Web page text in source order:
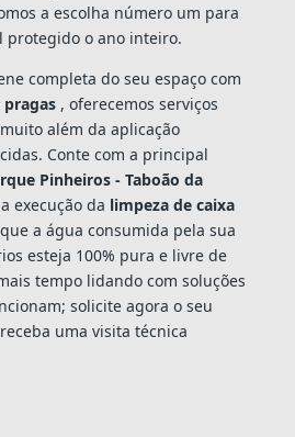
a escolha número um para
protegido o ano inteiro.
completa do seu espaço com
, oferecemos serviços
além da aplicação
Conte com a principal
Pinheiros - Taboão da
execução da limpeza de caixa
a água consumida pela sua
esteja 100% pura e livre de
tempo lidando com soluções
solicite agora o seu
uma visita técnica